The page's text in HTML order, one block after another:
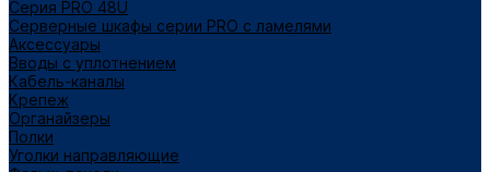
Серия PRO 48U
Серверные шкафы серии PRO с ламелями
Аксессуары
Вводы с уплотнением
Кабель-каналы
Крепеж
Органайзеры
Полки
Уголки направляющие